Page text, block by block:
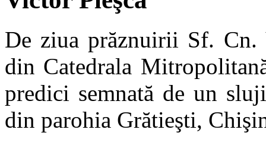
De ziua prăznuirii Sf. Cn.
din Catedrala
predici semnată de un
din parohia Grătieşti,